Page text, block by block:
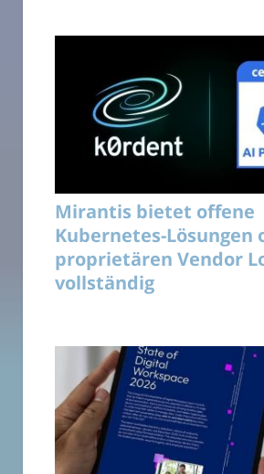
Mirantis bietet offene
Kubernetes-Lösungen
proprietären Vendor
vollständig